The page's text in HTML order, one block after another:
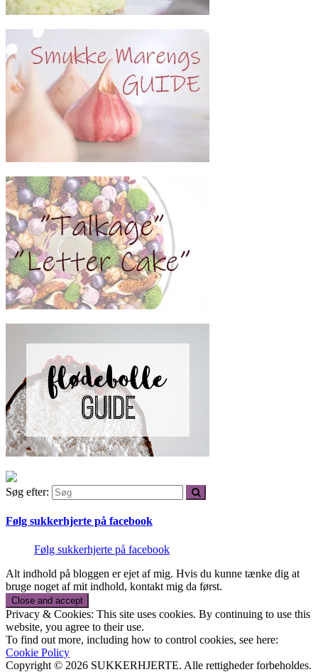
Søg efter:
Følg sukkerhjerte på facebook
Følg sukkerhjerte på facebook
Alt indhold på bloggen er ejet af mig. Hvis du kunne tænke dig at
bruge noget af mit indhold, kontakt mig da først.
Privacy & Cookies: This site uses cookies. By continuing to use this
website, you agree to their use.
To find out more, including how to control cookies, see here:
Cookie Policy
Copyright © 2026 SUKKERHJERTE. Alle rettigheder forbeholdes.